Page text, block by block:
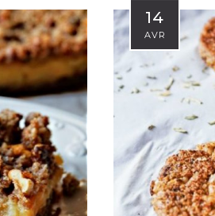
14
AVR